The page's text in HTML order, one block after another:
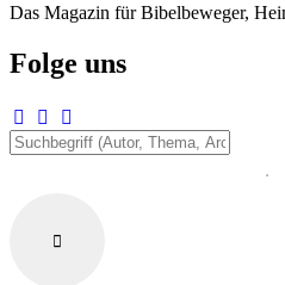
Das Magazin für Bibelbeweger,
Folge uns